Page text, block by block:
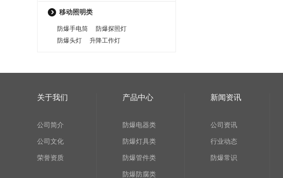
移动照明类
防爆手电筒
防爆探照灯
防爆头灯
升降工作灯
关于我们
公司简介
公司文化
荣誉资质
产品中心
防爆电器类
防爆灯具类
防爆管件类
防爆防腐类
新闻资讯
公司资讯
行业动态
防爆常识